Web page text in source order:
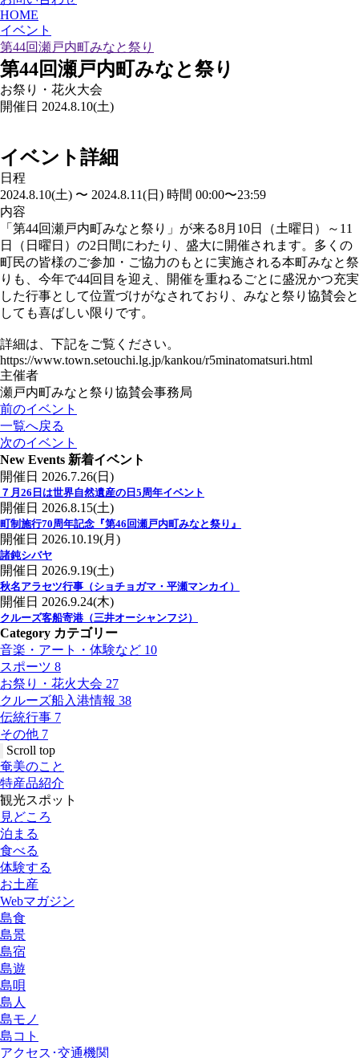
HOME
イベント
第44回瀬戸内町みなと祭り
第44回瀬戸内町みなと祭り
お祭り・花火大会
開催日 2024.8.10(土)
イベント詳細
日程
2024.8.10(土) 〜 2024.8.11(日) 時間 00:00〜23:59
内容
「第44回瀬戸内町みなと祭り」が来る8月10日（土曜日）～11
日（日曜日）の2日間にわたり、盛大に開催されます。多くの
町民の皆様のご参加・ご協力のもとに実施される本町みなと祭
りも、今年で44回目を迎え、開催を重ねるごとに盛況かつ充実
した行事として位置づけがなされており、みなと祭り協賛会と
しても喜ばしい限りです。
詳細は、下記をご覧ください。
https://www.town.setouchi.lg.jp/kankou/r5minatomatsuri.html
主催者
瀬戸内町みなと祭り協賛会事務局
前のイベント
一覧へ戻る
次のイベント
New Events 新着イベント
開催日 2026.7.26(日)
７月26日は世界自然遺産の日5周年イベント
開催日 2026.8.15(土)
町制施行70周年記念『第46回瀬戸内町みなと祭り』
開催日 2026.10.19(月)
諸鈍シバヤ
開催日 2026.9.19(土)
秋名アラセツ行事（ショチョガマ・平瀬マンカイ）
開催日 2026.9.24(木)
クルーズ客船寄港（三井オーシャンフジ）
Category カテゴリー
音楽・アート・体験など 10
スポーツ 8
お祭り・花火大会 27
クルーズ船入港情報 38
伝統行事 7
その他 7
Scroll top
奄美のこと
特産品紹介
観光スポット
見どころ
泊まる
食べる
体験する
お土産
Webマガジン
島食
島景
島宿
島遊
島唄
島人
島モノ
島コト
アクセス･交通機関